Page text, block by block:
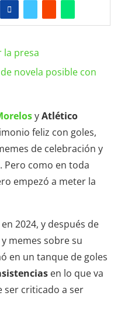
la presa
novela posible con
yAtlético
feliz con goles,
de celebración y
Pero como en toda
empezó a meter la
2024, y después de
memes sobre su
en un tanque de goles
en lo que va
ser criticado a ser